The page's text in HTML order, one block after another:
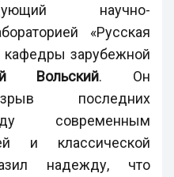
научно-
«Русская
кафедры зарубежной
Вольский. Он
последних
современным
и классической
надежду, что